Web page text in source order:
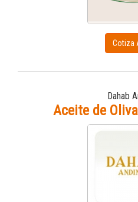
Cotiza
Dahab
Aceite de